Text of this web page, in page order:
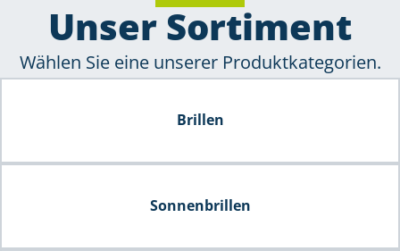
Unser Sortiment
Wählen Sie eine unserer Produktkategorien.
Brillen
Sonnenbrillen